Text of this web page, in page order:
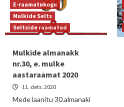
E-raamatukogu
Mulkide Selts
Seltside raamatud
Mulkide almanakk
nr.30, e. mulke
aastaraamat 2020
11. dets. 2020
Mede laanitu 30.almanaki